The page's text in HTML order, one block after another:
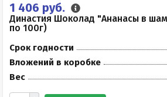
1 406 руб.
Династия Шоколад "Ананасы в
по 100г)
Срок годности
Вложений в коробке
Вес